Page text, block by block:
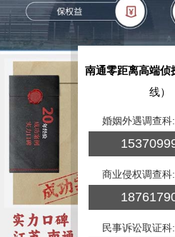
南通零距离高端侦
线）
婚姻外遇调查科
商业侵权调查科
民事诉讼取证